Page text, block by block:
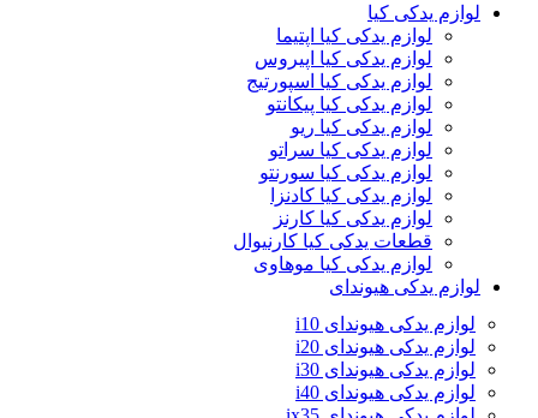
لوازم یدکی کیا
لوازم یدکی کیا اپتیما
لوازم یدکی کیا اپیروس
لوازم یدکی کیا اسپورتیج
لوازم یدکی کیا پیکانتو
لوازم یدکی کیا ریو
لوازم یدکی کیا سراتو
لوازم یدکی کیا سورنتو
لوازم یدکی کیا کادنزا
لوازم یدکی کیا کارنز
قطعات یدکی کیا کارنیوال
لوازم یدکی کیا موهاوی
لوازم یدکی هیوندای
لوازم یدکی هیوندای i10
لوازم یدکی هیوندای i20
لوازم یدکی هیوندای i30
لوازم یدکی هیوندای i40